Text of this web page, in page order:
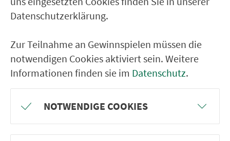
Klingenhof (b. Offenhausen)
Püscheldorf
Oberndorf (b. Offenhausen)
Breitenbrunn (b. Offenhausen)
Kucha
Offenhausen Mitte
Datenschutzerklärung.
Zur Teilnahme an Gewinnspielen müssen die
notwendigen Cookies aktiviert sein. Weitere
Informationen finden sie im Datenschutz.
NOTWENDIGE COOKIES